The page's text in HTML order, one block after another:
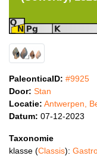
PaleonticaID: #9925
Door: Stan
Locatie: Antwerpen,
Datum: 07-12-2023
Taxonomie
klasse (Classis):